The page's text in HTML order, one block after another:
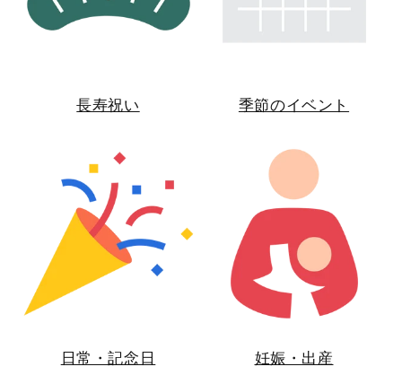
長寿祝い 季節のイベント
日常・記念日 妊娠・出産